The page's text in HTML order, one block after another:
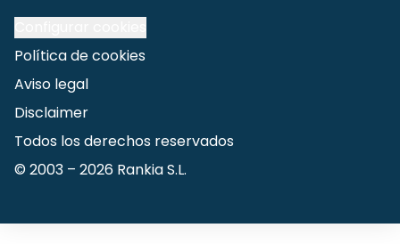
Política de cookies
Aviso legal
Disclaimer
Todos los derechos reservados
© 2003 – 2026 Rankia S.L.